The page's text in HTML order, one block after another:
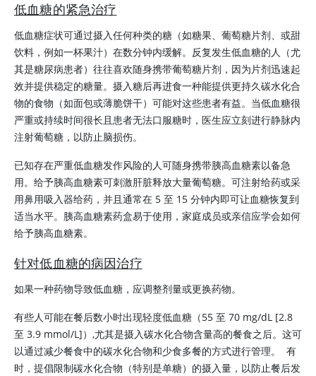
低血糖的紧急治疗
低血糖症状可通过摄入任何种类的糖（如糖果、葡萄糖片剂、或甜
饮料，例如一杯果汁）在数分钟内缓解。反复发生低血糖的人（尤
其是糖尿病患者）往往喜欢随身携带葡萄糖片剂，因为片剂迅速起
效并提供稳定的糖量。摄入糖后再进食一种能提供更持久碳水化合
物的食物（如面包或薄脆饼干）可能对这些患者有益。当低血糖很
严重或持续时间很长且患者无法口服糖时，医生应立刻进行静脉内
注射葡萄糖，以防止脑损伤。
已知存在严重低血糖发作风险的人可随身携带胰高血糖素以备急
用。给予胰高血糖素可刺激肝脏释放大量葡萄糖。可注射给药或采
用鼻用吸入器给药，并且通常在 5 至 15 分钟内即可让血糖恢复到
适当水平。 胰高血糖素药盒易于使用，家庭成员或亲信应学会如何
给予胰高血糖素。
针对低血糖的病因治疗
如果一种药物导致低血糖，应调整剂量或更换药物。
有些人可能在餐后数小时出现轻度低血糖（55 至 70 mg/dL [2.8
至 3.9 mmol/L]）,尤其是摄入碳水化合物含量高的餐食之后。这可
以通过减少餐食中的碳水化合物和少食多餐的方式进行管理。 有
时，提倡限制碳水化合物（特别是单糖）的摄入量，以防止餐后发